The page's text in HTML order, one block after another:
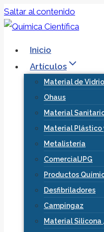
Saltar al contenido
Inicio
Artículos
Material de Vidrio
Ohaus
Material
Material Plástico
Metalistería
ComercialJPG
Productos
Desfibriladores
Campingaz
Material Silicona